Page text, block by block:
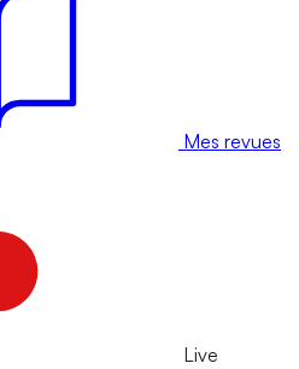
Mes revues
Live